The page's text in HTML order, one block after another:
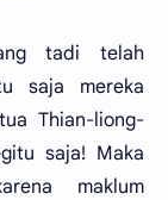
tadi telah
saja mereka
Thian-liong-
saja! Maka
maklum